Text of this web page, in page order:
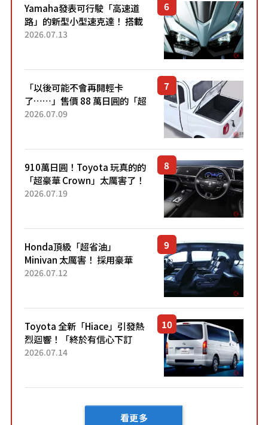
Yamaha發表可行駛「高速道
路」的新型小型速克達！ 搭載
能享受超強勁「渦輪感」的動
2026.07.13
「以後可能不會再開輕卡
了……」售價 88 萬日圓的「超
迷你輕型貨車」引發兩極評
了！...
2026.07.09
910萬日圓！Toyota 玩真的的
「超豪華 Crown」太厲害了！
採用由「匠人技藝」打造的
2026.07.19
Honda頂級「超省油」
Minivan 太厲害！ 採用豪華
「真皮座椅」與專屬「黑色內
「三...
2026.07.12
Toyota 全新「Hiace」引發熱
烈迴響！「終於有信心下訂
了！」「哪個等級交車最
車？...
2026.07.14
看更多